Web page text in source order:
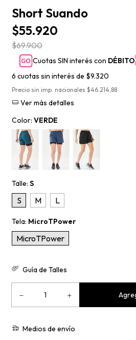
Short Suando
$55.920
$69.900
Cuotas SIN interés con DÉBITO
6 cuotas sin interés de $9.320
Precio sin imp. nacionales $46.214,88
Ver más detalles
Color: VERDE
Talle: S
S M L
Tela: MicroTPower
MicroTPower
Guía de Talles
Medios de envío